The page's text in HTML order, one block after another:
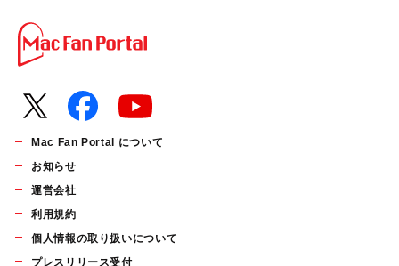
Mac Fan Portal について
お知らせ
運営会社
利用規約
個人情報の取り扱いについて
プレスリリース受付